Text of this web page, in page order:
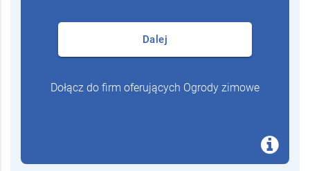
Dalej
Dołącz do firm oferujących Ogrody zimowe